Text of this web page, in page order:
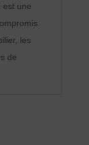
est une
les
de